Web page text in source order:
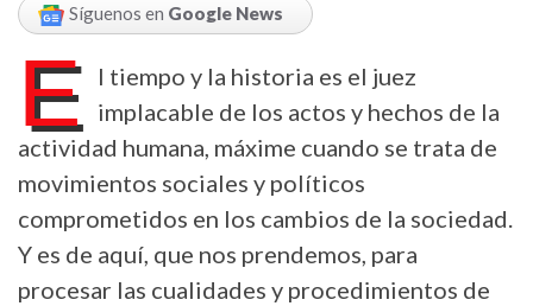
Síguenos en Google News
E
l tiempo y la historia es el juez
implacable de los actos y hechos de la
actividad humana, máxime cuando se trata de
movimientos sociales y políticos
comprometidos en los cambios de la sociedad.
Y es de aquí, que nos prendemos, para
procesar las cualidades y procedimientos de